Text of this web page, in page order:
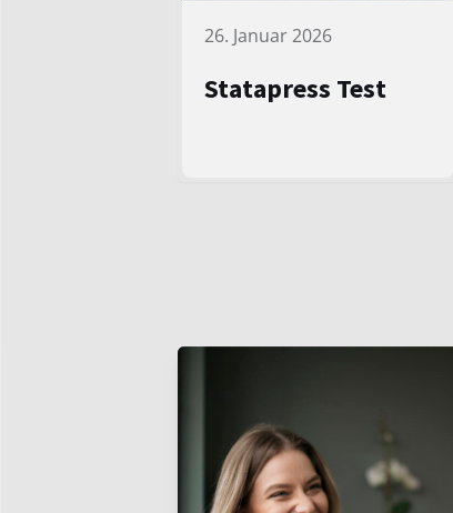
26. Januar 2026
Statapress Test